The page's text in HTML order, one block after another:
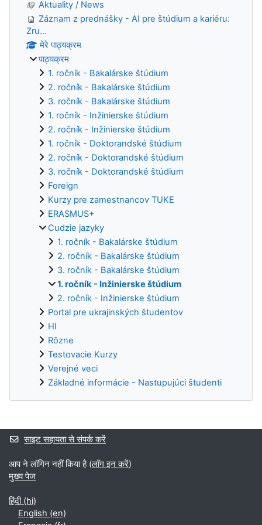
Aktuality / News
Záznam z prednášky - AI pre štúdium a kariéru:
Zru...
मेरे पाठ्यक्रम
पाठ्यक्रम
1. ročník - Bakalárske štúdium
2. ročník - Bakalárske štúdium
3. ročník - Bakalárske štúdium
1. ročník - Inžinierske štúdium
2. ročník - Inžinierske štúdium
1. ročník - Doktorandské štúdium
2. ročník - Doktorandské štúdium
3. ročník - Doktorandské štúdium
Foreign
Kurzy pre zamestnancov TUKE
ERASMUS+
Cudzie jazyky
1. ročník - Bakalárske štúdium
2. ročník - Bakalárske štúdium
3. ročník - Bakalárske štúdium
1. ročník - Inžinierske štúdium
2. ročník - Inžinierske štúdium
Portal pre ukrajinských študentov
HI
Rôzne
Testovacie Kurzy
Verejné veci
Základné informácie - Nastupujúci študenti
अनुपूरक ब्लॉक
साइट सहायता से संपर्क करें
आप ने लॉगिन नहीं किया है (लॉग इन करें)
मुख्य पेज
हिंदी ‎(hi)‎
English ‎(en)‎